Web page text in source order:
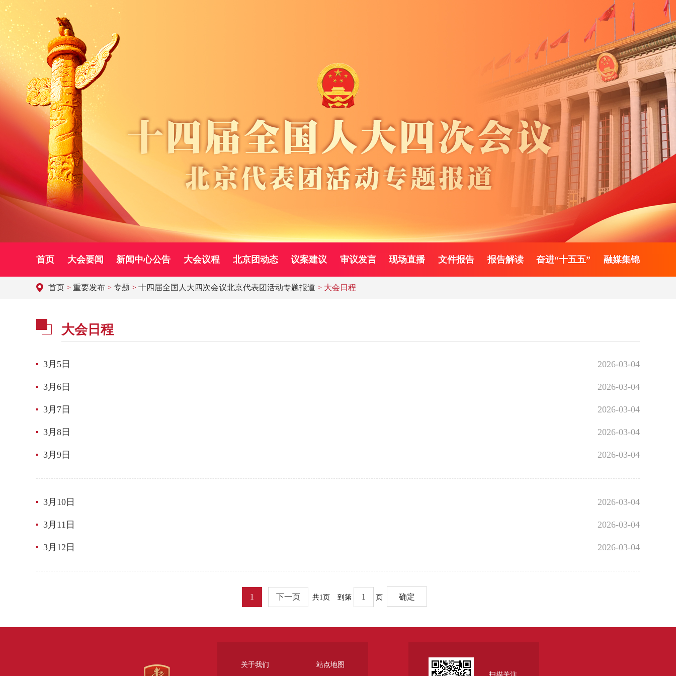
首页 大会要闻 新闻中心公告 大会议程 北京团动态 议案建议 审议发言 现场直播 文件报告 报告解读 奋进“十五五” 融媒集锦
首页 > 重要发布 > 专题 > 十四届全国人大四次会议北京代表团活动专题报道 > 大会日程
大会日程
3月5日 2026-03-04
3月6日 2026-03-04
3月7日 2026-03-04
3月8日 2026-03-04
3月9日 2026-03-04
3月10日 2026-03-04
3月11日 2026-03-04
3月12日 2026-03-04
1 下一页 共1页 到第 页
关于我们 站点地图